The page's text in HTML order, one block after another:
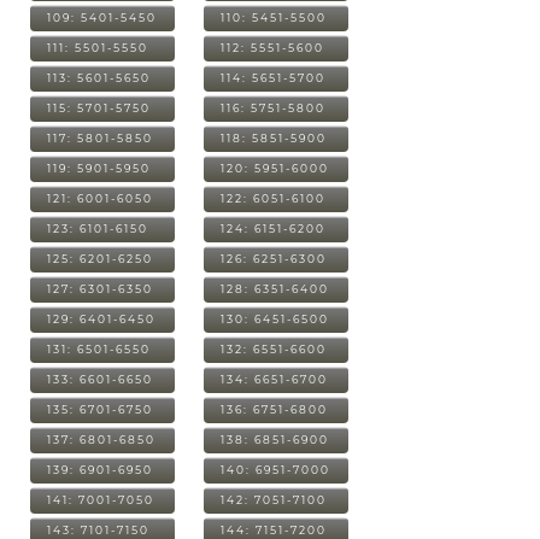
109: 5401-5450 110: 5451-5500
111: 5501-5550 112: 5551-5600
113: 5601-5650 114: 5651-5700
115: 5701-5750 116: 5751-5800
117: 5801-5850 118: 5851-5900
119: 5901-5950 120: 5951-6000
121: 6001-6050 122: 6051-6100
123: 6101-6150 124: 6151-6200
125: 6201-6250 126: 6251-6300
127: 6301-6350 128: 6351-6400
129: 6401-6450 130: 6451-6500
131: 6501-6550 132: 6551-6600
133: 6601-6650 134: 6651-6700
135: 6701-6750 136: 6751-6800
137: 6801-6850 138: 6851-6900
139: 6901-6950 140: 6951-7000
141: 7001-7050 142: 7051-7100
143: 7101-7150 144: 7151-7200